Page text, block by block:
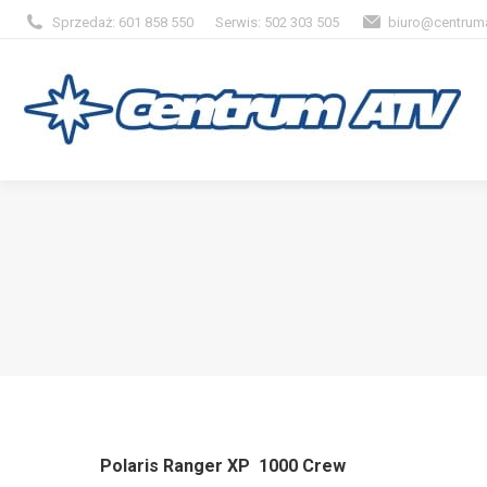
Sprzedaż: 601 858 550 Serwis: 502 303 505
Polaris Ranger XP 1000 Crew